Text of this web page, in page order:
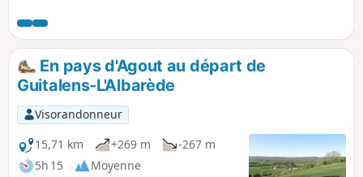
des droits de l'homme » allant d'Albi à
Castres, avant de remonter en direction
de Réalmont. Vous emprunterez ensuite
un sentier bordé de mûriers avec un
vue panoramique jusqu'à la Montagne
noire. Sentier d'intérêt communautaire
réalisé par l'Office de Tourisme Centre
Tarn. Voir § Infos pratiques.
En pays d'Agout au départ de
Guitalens-L'Albarède
Visorandonneur
15,71 km
+269 m
-267 m
5h 15
Moyenne